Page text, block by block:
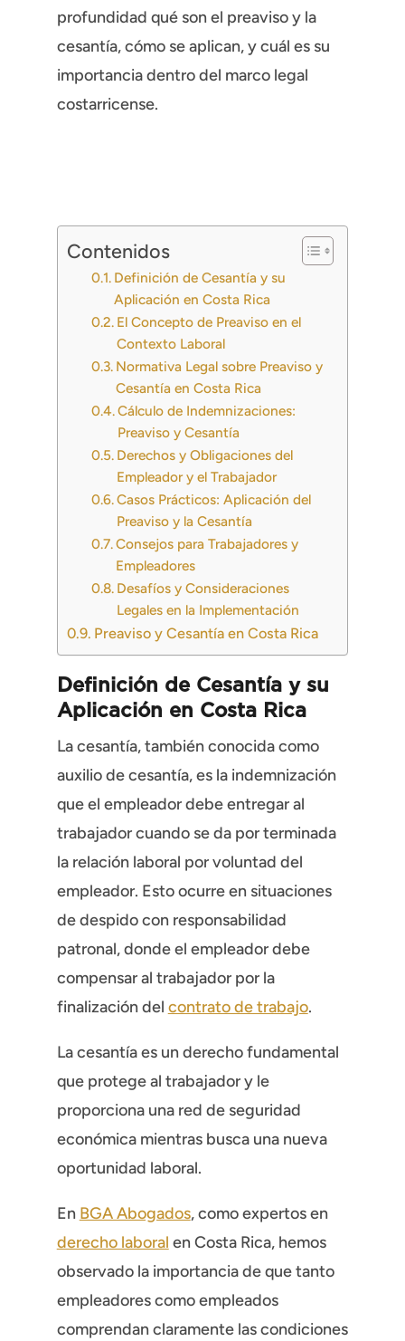
profundidad qué son el preaviso y la
cesantía, cómo se aplican, y cuál es su
importancia dentro del marco legal
costarricense.
Contenidos
Definición de Cesantía y su
Aplicación en Costa Rica
El Concepto de Preaviso en el
Contexto Laboral
Normativa Legal sobre Preaviso y
Cesantía en Costa Rica
Cálculo de Indemnizaciones:
Preaviso y Cesantía
Derechos y Obligaciones del
Empleador y el Trabajador
Casos Prácticos: Aplicación del
Preaviso y la Cesantía
Consejos para Trabajadores y
Empleadores
Desafíos y Consideraciones
Legales en la Implementación
Preaviso y Cesantía en Costa Rica
Definición de Cesantía y su
Aplicación en Costa Rica
La cesantía, también conocida como
auxilio de cesantía, es la indemnización
que el empleador debe entregar al
trabajador cuando se da por terminada
la relación laboral por voluntad del
empleador. Esto ocurre en situaciones
de despido con responsabilidad
patronal, donde el empleador debe
compensar al trabajador por la
finalización del contrato de trabajo.
La cesantía es un derecho fundamental
que protege al trabajador y le
proporciona una red de seguridad
económica mientras busca una nueva
oportunidad laboral.
En BGA Abogados, como expertos en
derecho laboral en Costa Rica, hemos
observado la importancia de que tanto
empleadores como empleados
comprendan claramente las condiciones